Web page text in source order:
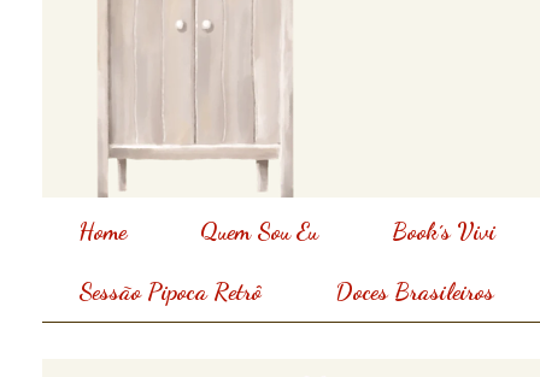
Home Quem Sou Eu Book´s Vivi
Sessão Pipoca Retrô Doces Brasileiros